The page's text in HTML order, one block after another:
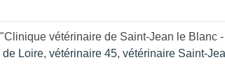
vétérinaire de Saint-Jean le
de Loire, vétérinaire 45, vétérinaire Saint-